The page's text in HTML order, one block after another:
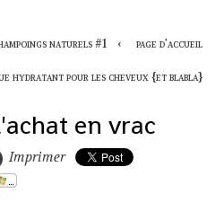
naturels #1 page d'accueil
hydratant pour les cheveux {et blabla}
en vrac
Imprimer